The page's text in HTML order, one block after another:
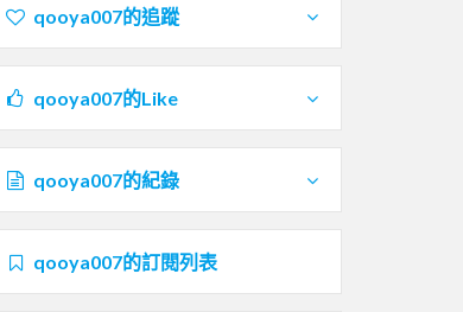
qooya007的追蹤
qooya007的Like
qooya007的紀錄
qooya007的訂閱列表